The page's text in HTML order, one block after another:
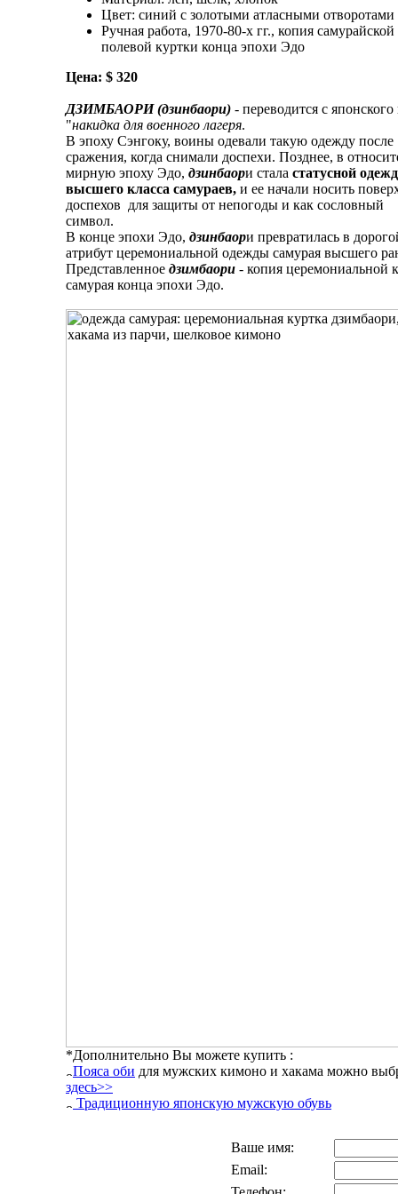
Цвет: синий с золотыми атласными отворотами
Ручная работа, 1970-80-х гг., копия самурайской
полевой куртки конца эпохи Эдо
Цена: $ 320
ДЗИМБАОРИ (дзинбаори) - переводится с японского
"накидка для военного лагеря.
В эпоху Сэнгоку, воины одевали такую одежду после
сражения, когда снимали доспехи. Позднее, в
мирную эпоху Эдо, дзинбаори стала статусной
высшего класса самураев, и ее начали носить
доспехов для защиты от непогоды и как сословный
символ.
В конце эпохи Эдо, дзинбаори превратилась в
атрибут церемониальной одежды самурая высшего
Представленное дзимбаори - копия церемониальной
самурая конца эпохи Эдо.
*Дополнительно Вы можете купить :
Пояса оби для мужских кимоно и хакама можно
здесь>>
Традиционную японскую мужскую обувь
Ваше имя:
Email: